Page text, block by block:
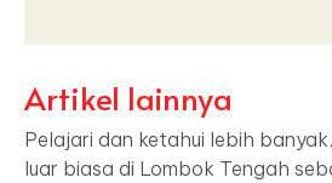
Artikel lainnya
Pelajari dan ketahui lebih
luar biasa di Lombok Tengah